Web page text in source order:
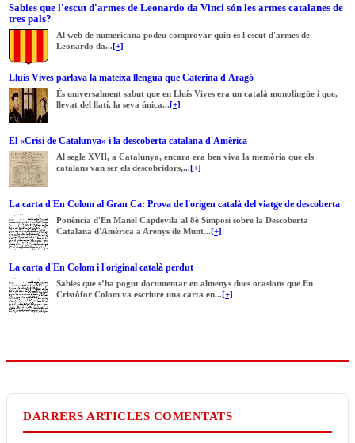
Sabies que l'escut d'armes de Leonardo da Vinci són les armes catalanes de
tres pals?
Al web de numericana podeu comprovar quin és l'escut d'armes de
Leonardo da...[+]
Lluís Vives parlava la mateixa llengua que Caterina d'Aragó
És universalment sabut que en Lluís Vives era un català monolingüe i que,
llevat del llatí, la seva única...[+]
El «Crisi de Catalunya» i la descoberta catalana d'Amèrica
Al segle XVII, a Catalunya, encara era ben viva la memòria que els
catalans van ser els descobridors,...[+]
La carta d'En Colom al Gran Ca: Prova de l'origen català del viatge de descoberta
Ponència d'En Manel Capdevila al 8è Simposi sobre la Descoberta
Catalana d'Amèrica a Arenys de Munt...[+]
La carta d'En Colom i l'original català perdut
Sabies que s’ha pogut documentar en almenys dues ocasions que En
Cristòfor Colom va escriure una carta en...[+]
DARRERS ARTICLES COMENTATS